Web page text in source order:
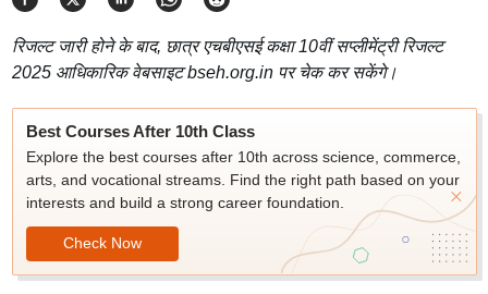
रिजल्ट जारी होने के बाद, छात्र एचबीएसई कक्षा 10वीं सप्लीमेंट्री रिजल्ट
2025 आधिकारिक वेबसाइट bseh.org.in पर चेक कर सकेंगे।
Best Courses After 10th Class
Explore the best courses after 10th across science, commerce,
arts, and vocational streams. Find the right path based on your
interests and build a strong career foundation.
Check Now